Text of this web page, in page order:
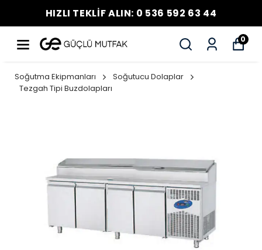
HIZLI TEKLİF ALIN: 0 536 592 63 44
0
Soğutma Ekipmanları
Soğutucu Dolaplar
Tezgah Tipi Buzdolapları